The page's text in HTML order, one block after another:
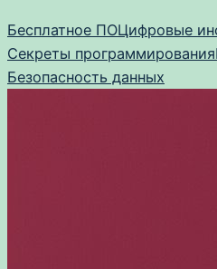
к
содержимому
Бесплатное ПОЦифровые
Секреты программирования
Безопасность данных